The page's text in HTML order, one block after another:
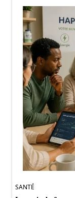
SANTÉ